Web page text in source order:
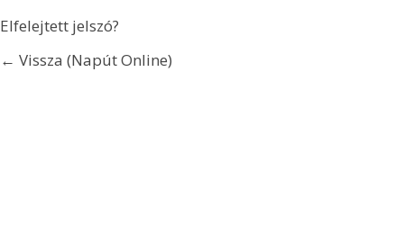
Elfelejtett jelszó?
← Vissza (Napút Online)